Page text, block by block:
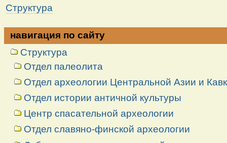
Структура
навигация по сайту
Структура
Отдел палеолита
Отдел археологии Центральной Азии и
Отдел истории античной культуры
Центр спасательной археологии
Отдел славяно-финской археологии